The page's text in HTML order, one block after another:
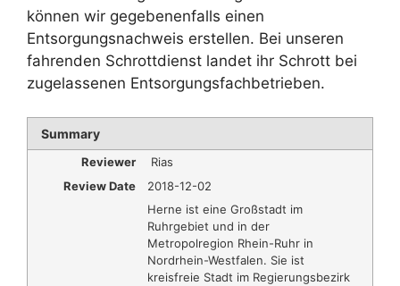
können wir gegebenenfalls einen
Entsorgungsnachweis erstellen. Bei unseren
fahrenden Schrottdienst landet ihr Schrott bei
zugelassenen Entsorgungsfachbetrieben.
Summary
Reviewer
Rias
Review Date
2018-12-02
Herne ist eine Großstadt im
Ruhrgebiet und in der
Metropolregion Rhein-Ruhr in
Nordrhein-Westfalen. Sie ist
kreisfreie Stadt im Regierungsbezirk